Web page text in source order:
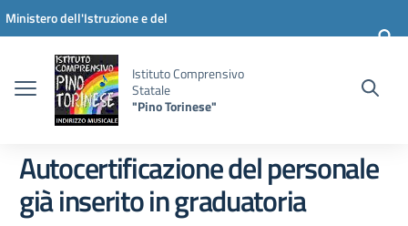
Vai ai contenuti
Vai al menu di navigazione
Vai al footer
Ministero dell'Istruzione e del
Istituto Comprensivo
Statale
"Pino Torinese"
Autocertificazione del personale
già inserito in graduatoria